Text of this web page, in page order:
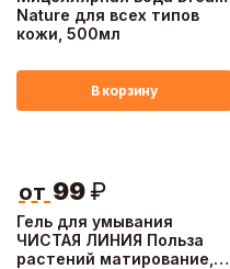
Nature для всех типов
кожи, 500мл
В корзину
Гель для умывания
ЧИСТАЯ ЛИНИЯ Польза
растений матирование,
от 99₽